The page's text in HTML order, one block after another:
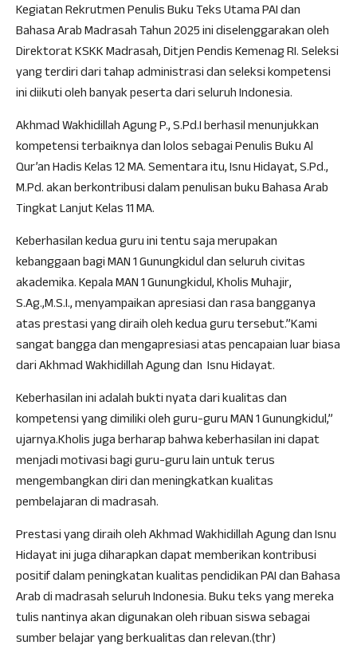
Kegiatan Rekrutmen Penulis Buku Teks Utama PAI dan
Bahasa Arab Madrasah Tahun 2025 ini diselenggarakan oleh
Direktorat KSKK Madrasah, Ditjen Pendis Kemenag RI. Seleksi
yang terdiri dari tahap administrasi dan seleksi kompetensi
ini diikuti oleh banyak peserta dari seluruh Indonesia.
Akhmad Wakhidillah Agung P., S.Pd.I berhasil menunjukkan
kompetensi terbaiknya dan lolos sebagai Penulis Buku Al
Qur’an Hadis Kelas 12 MA. Sementara itu, Isnu Hidayat, S.Pd.,
M.Pd. akan berkontribusi dalam penulisan buku Bahasa Arab
Tingkat Lanjut Kelas 11 MA.
Keberhasilan kedua guru ini tentu saja merupakan
kebanggaan bagi MAN 1 Gunungkidul dan seluruh civitas
akademika. Kepala MAN 1 Gunungkidul, Kholis Muhajir,
S.Ag.,M.S.I., menyampaikan apresiasi dan rasa bangganya
atas prestasi yang diraih oleh kedua guru tersebut.”Kami
sangat bangga dan mengapresiasi atas pencapaian luar biasa
dari Akhmad Wakhidillah Agung dan Isnu Hidayat.
Keberhasilan ini adalah bukti nyata dari kualitas dan
kompetensi yang dimiliki oleh guru-guru MAN 1 Gunungkidul,”
ujarnya.Kholis juga berharap bahwa keberhasilan ini dapat
menjadi motivasi bagi guru-guru lain untuk terus
mengembangkan diri dan meningkatkan kualitas
pembelajaran di madrasah.
Prestasi yang diraih oleh Akhmad Wakhidillah Agung dan Isnu
Hidayat ini juga diharapkan dapat memberikan kontribusi
positif dalam peningkatan kualitas pendidikan PAI dan Bahasa
Arab di madrasah seluruh Indonesia. Buku teks yang mereka
tulis nantinya akan digunakan oleh ribuan siswa sebagai
sumber belajar yang berkualitas dan relevan.(thr)